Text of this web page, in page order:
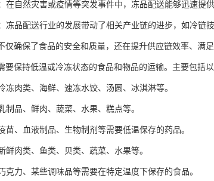
在自然灾害或疫情等突发事件中，冻品配送能够迅速提
冻品配送行业的发展带动了相关产业链的进步，如冷链
仅确保了食品的安全和质量，还在提升供应链效率、满
要保持低温或冷冻状态的食品和物品的运输。主要包括以
冻肉类、海鲜、速冻水饺、汤圆、冰淇淋等。
制品、鲜肉、蔬菜、水果、糕点等。
苗、血液制品、生物制剂等需要低温保存的药品。
鲜肉类、鱼类、贝类、蔬菜、水果等。
克力、某些调味品等需要在特定温度下保存的食品。